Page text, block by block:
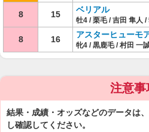
8 15 ベリアル
牡4 / 栗毛 / 吉田 隼人
8 16 アスターヒューモ
牝4 / 黒鹿毛 / 村田 一
注意事
結果・成績・オッズなどのデータは
し確認してください。